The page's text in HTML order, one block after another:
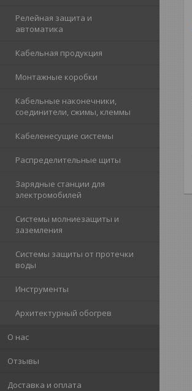
Релейная защита и
автоматика
Кабельная продукция
Монтажные коробки
Кабельные наконечники,
соединители, сжимы, клеммы
Кабеленесущие системы
Распределительные щиты
Зарядные станции для
электромобилей
Системы молниезащиты и
заземления
Системы защиты от протечки
воды
Инструменты
Архитектурный обогрев
О нас
Отзывы
Доставка и оплата